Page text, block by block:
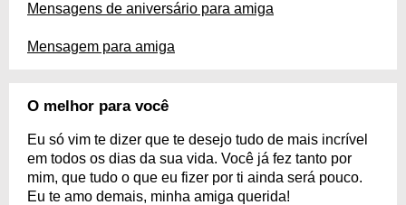
Mensagens de aniversário para amiga
Mensagem para amiga
O melhor para você
Eu só vim te dizer que te desejo tudo de mais incrível
em todos os dias da sua vida. Você já fez tanto por
mim, que tudo o que eu fizer por ti ainda será pouco.
Eu te amo demais, minha amiga querida!